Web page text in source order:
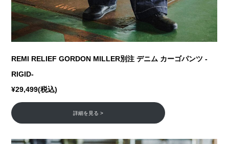
REMI RELIEF GORDON MILLER別注 デニム カーゴパンツ -
RIGID-
¥29,499(税込)
詳細を見る >